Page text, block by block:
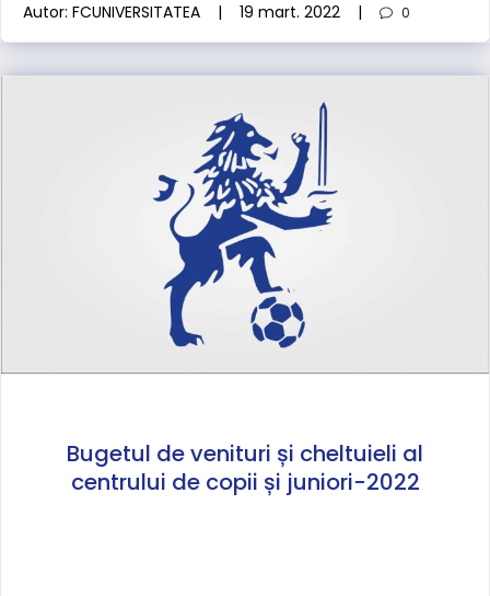
Autor: FCUNIVERSITATEA | 19 mart. 2022 | 0
Bugetul de venituri și cheltuieli al
centrului de copii și juniori-2022